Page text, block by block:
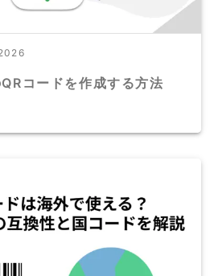
コードを作成する方法